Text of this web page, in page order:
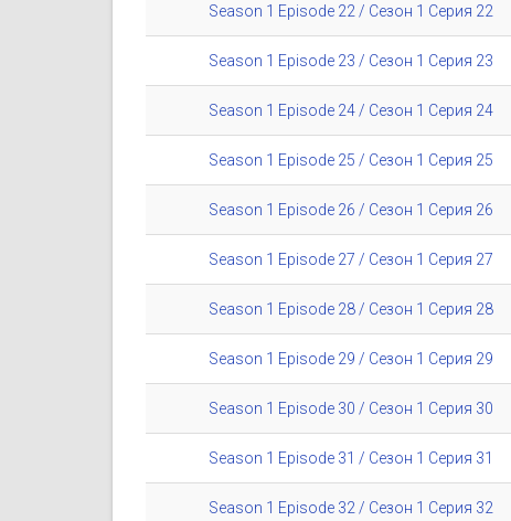
Season 1 Episode 22 / Сезон 1 Серия 22
Season 1 Episode 23 / Сезон 1 Серия 23
Season 1 Episode 24 / Сезон 1 Серия 24
Season 1 Episode 25 / Сезон 1 Серия 25
Season 1 Episode 26 / Сезон 1 Серия 26
Season 1 Episode 27 / Сезон 1 Серия 27
Season 1 Episode 28 / Сезон 1 Серия 28
Season 1 Episode 29 / Сезон 1 Серия 29
Season 1 Episode 30 / Сезон 1 Серия 30
Season 1 Episode 31 / Сезон 1 Серия 31
Season 1 Episode 32 / Сезон 1 Серия 32